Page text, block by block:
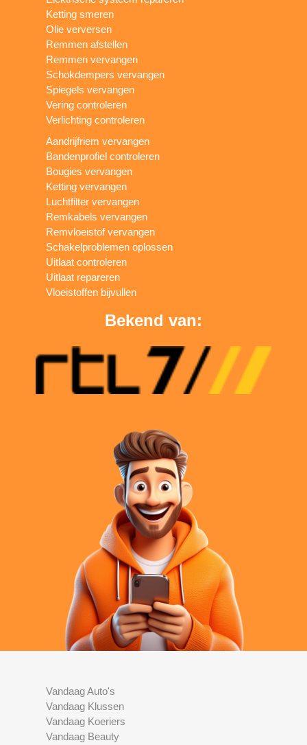
Ketting smeren
Olie verversen
Remmen afstellen
Remmen vervangen
Schokdempers vervangen
Spiegels vervangen
Vering controleren
Verlichting controleren
Aandrijfriem vervangen
Bandenprofiel controleren
Bougies vervangen
Ketting vervangen
Luchtfilter vervangen
Remkabels vervangen
Remvloeistof vervangen
Schakelproblemen oplossen
Uitlaat controleren
Uitlaat repareren
Vloeistoffen bijvullen
Bekend van:
Vandaag Auto's
Vandaag Klussen
Vandaag Koeriers
Vandaag Beauty